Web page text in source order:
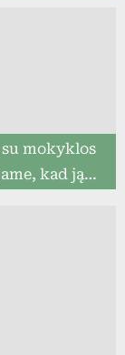
mokyklos
kad ją